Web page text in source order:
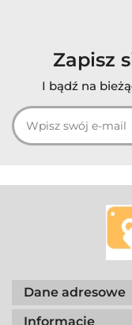
Zapisz
I bądź na
Dane adresowe
Informacje